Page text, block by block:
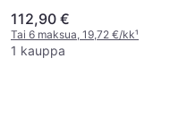
112,90 €
Tai 6 maksua, 19,72 €/kk¹
1 kauppa